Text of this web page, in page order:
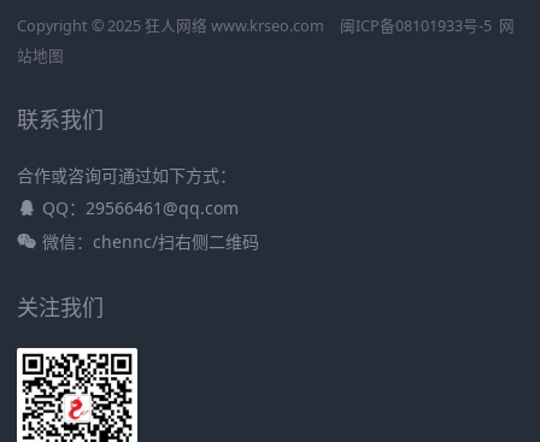
Copyright © 2025 狂人网络 www.krseo.com 闽ICP备08101933号-5 网
站地图
联系我们
合作或咨询可通过如下方式：
QQ：29566461@qq.com
微信：chennc/扫右侧二维码
关注我们